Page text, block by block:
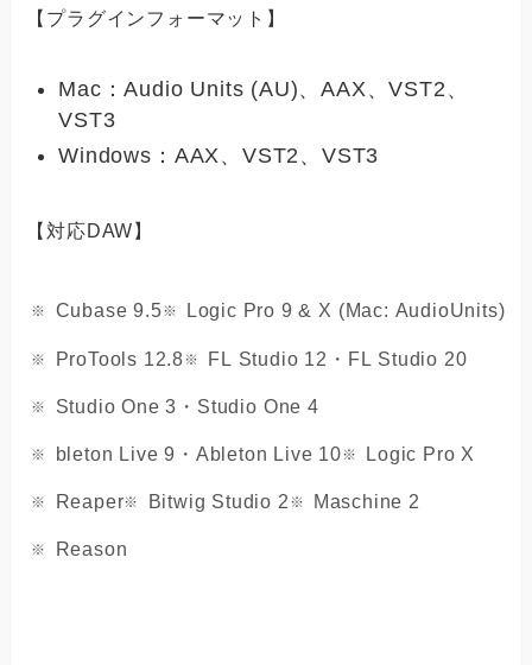
【プラグインフォーマット】
Mac：Audio Units (AU)、AAX、VST2、
VST3
Windows：AAX、VST2、VST3
【対応DAW】
Cubase 9.5 Logic Pro 9 & X (Mac: AudioUnits)
ProTools 12.8 FL Studio 12・FL Studio 20
Studio One 3・Studio One 4
bleton Live 9・Ableton Live 10 Logic Pro X
Reaper Bitwig Studio 2 Maschine 2
Reason